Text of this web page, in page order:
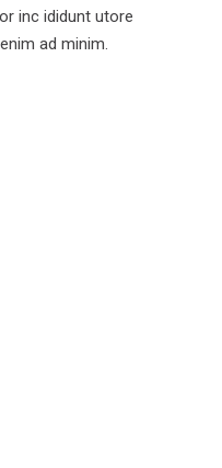
inc ididunt utore
ad minim.